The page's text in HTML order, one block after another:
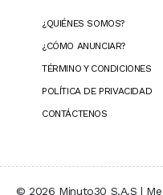
¿QUIÉNES SOMOS?
¿CÓMO ANUNCIAR?
TÉRMINO Y CONDICIONES
POLÍTICA DE PRIVACIDAD
CONTÁCTENOS
© 2026 Minuto30 S.A.S |